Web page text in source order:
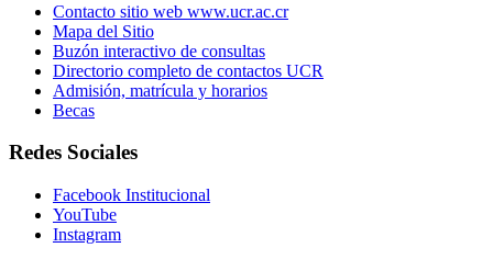
Contacto sitio web www.ucr.ac.cr
Mapa del Sitio
Buzón interactivo de consultas
Directorio completo de contactos UCR
Admisión, matrícula y horarios
Becas
Redes Sociales
Facebook Institucional
YouTube
Instagram